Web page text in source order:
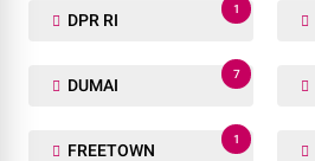
DPR RI
1
DUMAI
7
FREETOWN
1